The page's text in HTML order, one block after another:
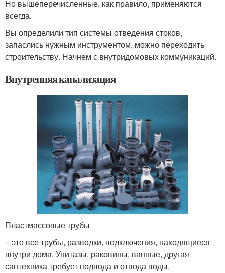
Но вышеперечисленные, как правило, применяются
всегда.
Вы определили тип системы отведения стоков,
запаслись нужным инструментом, можно переходить
строительству. Начнем с внутридомовых коммуникаций.
Внутренняя канализация
Пластмассовые трубы
– это все трубы, разводки, подключения, находящиеся
внутри дома. Унитазы, раковины, ванные, другая
сантехника требует подвода и отвода воды.